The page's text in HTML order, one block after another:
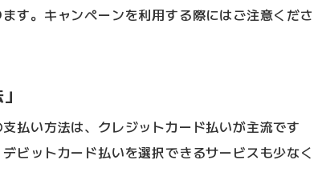
す。キャンペーンを利用する際にはご注意くださ
払い方法は、クレジットカード払いが主流です
ビットカード払いを選択できるサービスも少なく